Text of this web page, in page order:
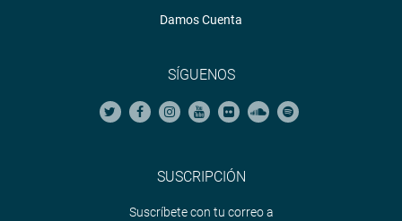
Damos Cuenta
SÍGUENOS
SUSCRIPCIÓN
Suscríbete con tu correo a